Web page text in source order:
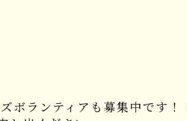
ボランティアも募集中です！